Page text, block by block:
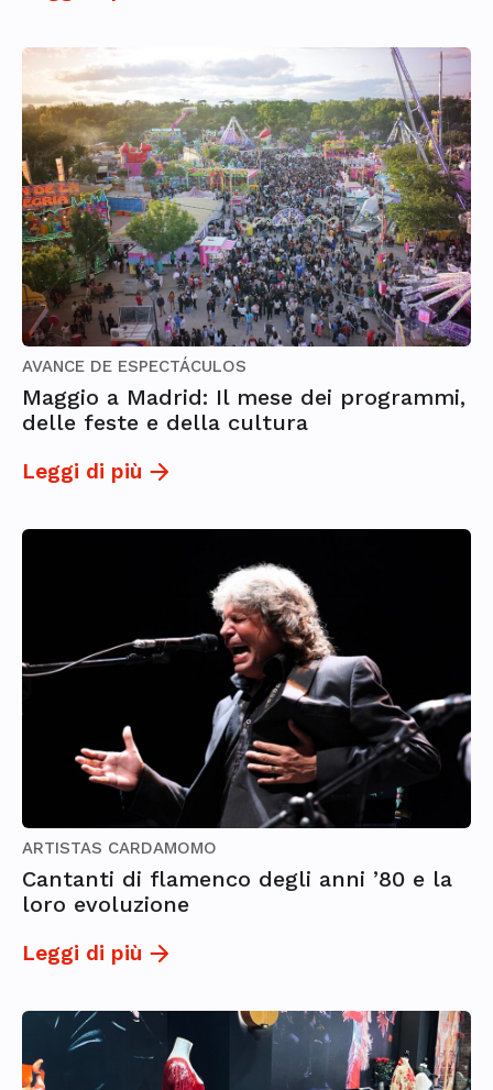
AVANCE DE ESPECTÁCULOS
Maggio a Madrid: Il mese dei programmi,
delle feste e della cultura
Leggi di più
ARTISTAS CARDAMOMO
Cantanti di flamenco degli anni ’80 e la
loro evoluzione
Leggi di più